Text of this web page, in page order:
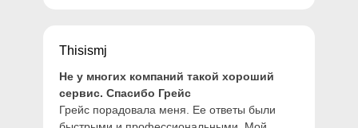
Thisismj
Не у многих компаний такой хороший
сервис. Спасибо Грейс
Грейс порадовала меня. Ее ответы были